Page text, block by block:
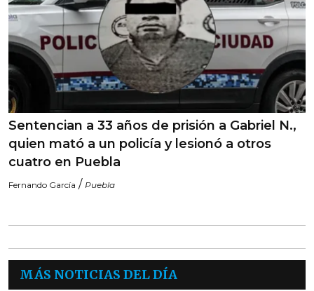
Sentencian a 33 años de prisión a Gabriel N.,
quien mató a un policía y lesionó a otros
cuatro en Puebla
Fernando García / Puebla
MÁS NOTICIAS DEL DÍA